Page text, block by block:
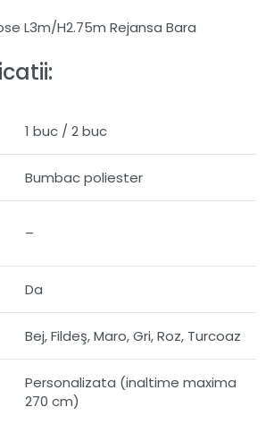
L3m/H2.75m Rejansa Bara
1 buc / 2 buc
Bumbac poliester
–
Da
Bej, Fildeş, Maro, Gri, Roz, Turcoaz
Personalizata (inaltime maxima
270 cm)